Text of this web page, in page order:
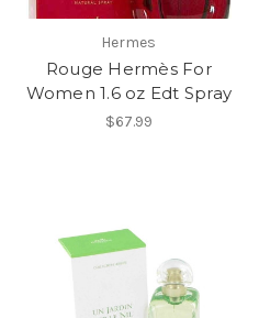
Hermes
Rouge Hermès For
Women 1.6 oz Edt Spray
$67.99